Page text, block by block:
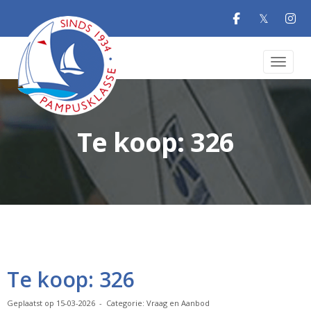
𝕏
Te koop: 326
Te koop: 326
Geplaatst op 15-03-2026 - Categorie: Vraag en Aanbod